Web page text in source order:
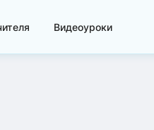
Видеоуроки